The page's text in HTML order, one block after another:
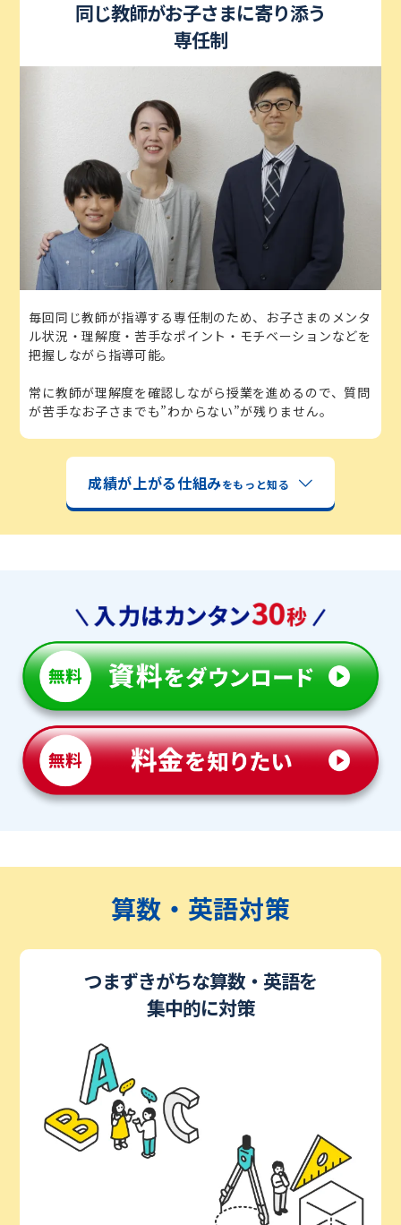
同じ教師がお子さまに寄り添う
専任制
毎回同じ教師が指導する専任制のため、お子さまのメンタ
ル状況・理解度・苦手なポイント・モチベーションなどを
把握しながら指導可能。
常に教師が理解度を確認しながら授業を進めるので、質問
が苦手なお子さまでも”わからない”が残りません。
成績が上がる仕組みをもっと知る
算数・英語対策
つまずきがちな算数・英語を
集中的に対策